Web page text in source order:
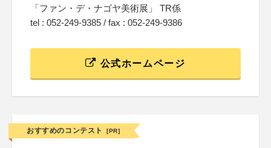
「ファン・デ・ナゴヤ美術展」 TR係
tel : 052-249-9385 / fax : 052-249-9386
公式ホームページ
おすすめのコンテスト [PR]